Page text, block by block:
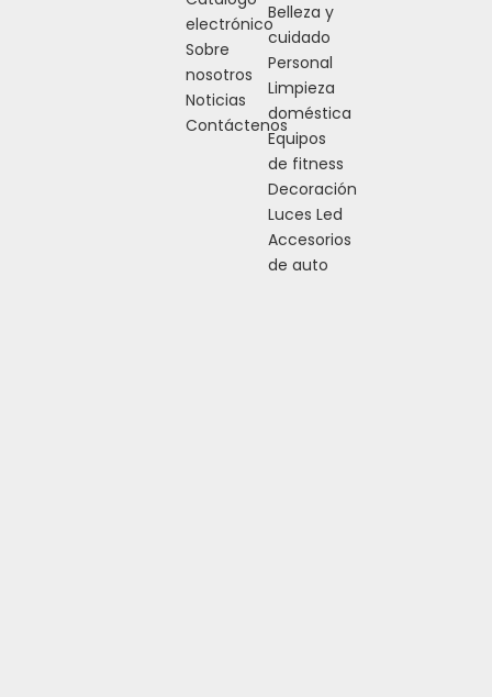
electrónico
Sobre
nosotros
Noticias
Contáctenos
Belleza y
cuidado
Personal
Limpieza
doméstica
Equipos
de fitness
Decoración
Luces Led
Accesorios
de auto